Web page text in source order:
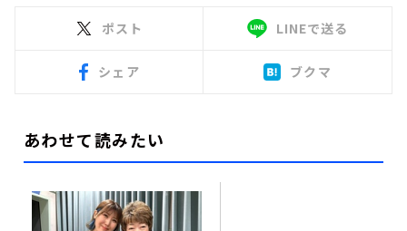
ポスト LINEで送る
シェア ブクマ
あわせて読みたい